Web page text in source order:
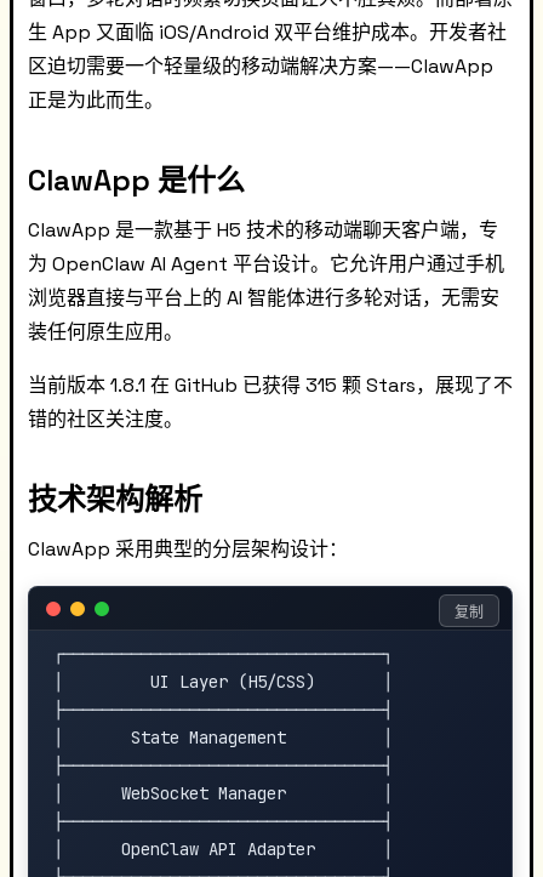
生 App 又面临 iOS/Android 双平台维护成本。开发者社
区迫切需要一个轻量级的移动端解决方案——ClawApp
正是为此而生。
ClawApp 是什么
ClawApp 是一款基于 H5 技术的移动端聊天客户端，专
为 OpenClaw AI Agent 平台设计。它允许用户通过手机
浏览器直接与平台上的 AI 智能体进行多轮对话，无需安
装任何原生应用。
当前版本 1.8.1 在 GitHub 已获得 315 颗 Stars，展现了不
错的社区关注度。
技术架构解析
ClawApp 采用典型的分层架构设计：
┌─────────────────────────────────┐
│         UI Layer (H5/CSS)       │
├─────────────────────────────────┤
│       State Management          │
├─────────────────────────────────┤
│      WebSocket Manager          │
├─────────────────────────────────┤
│      OpenClaw API Adapter       │
复制